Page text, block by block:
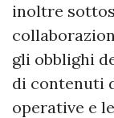
inoltre
gli obblighi
di contenuti
operative e